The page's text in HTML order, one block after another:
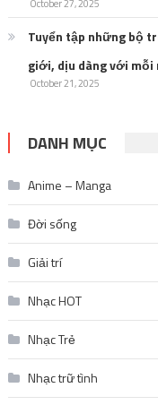
October 27, 2025
Tuyển tập những bộ
giới, dịu dàng với mỗi
October 21, 2025
DANH MỤC
Anime – Manga
Đời sống
Giải trí
Nhạc HOT
Nhạc Trẻ
Nhạc trữ tình